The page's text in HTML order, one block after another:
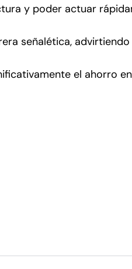
y poder actuar
señalética,
el ahorro